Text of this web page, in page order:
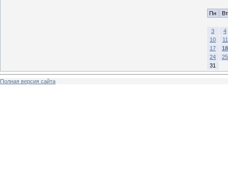
Пн Вт
3
4
10
11
17
18
24
25
31
Полная версия сайта